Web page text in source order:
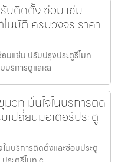
บติดตั้ง ซ่อมแซ่ม
นมัติ ครบวงจร ราคา
มแซ่ม ปรับปรุงประตูรีโมท
บริการดูแลหล
วิท มั่นใจในบริการติด
เปลี่ยนมอเตอร์ประตู
นบริการติดตั้งและซ่อมประตู